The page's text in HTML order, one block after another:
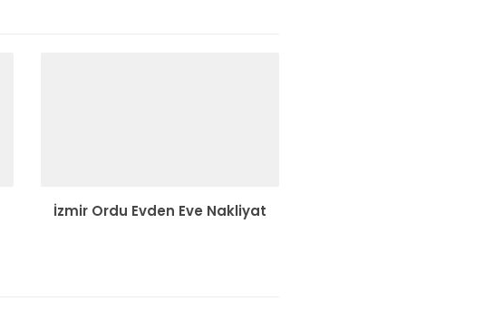
İzmir Ordu Evden Eve Nakliyat